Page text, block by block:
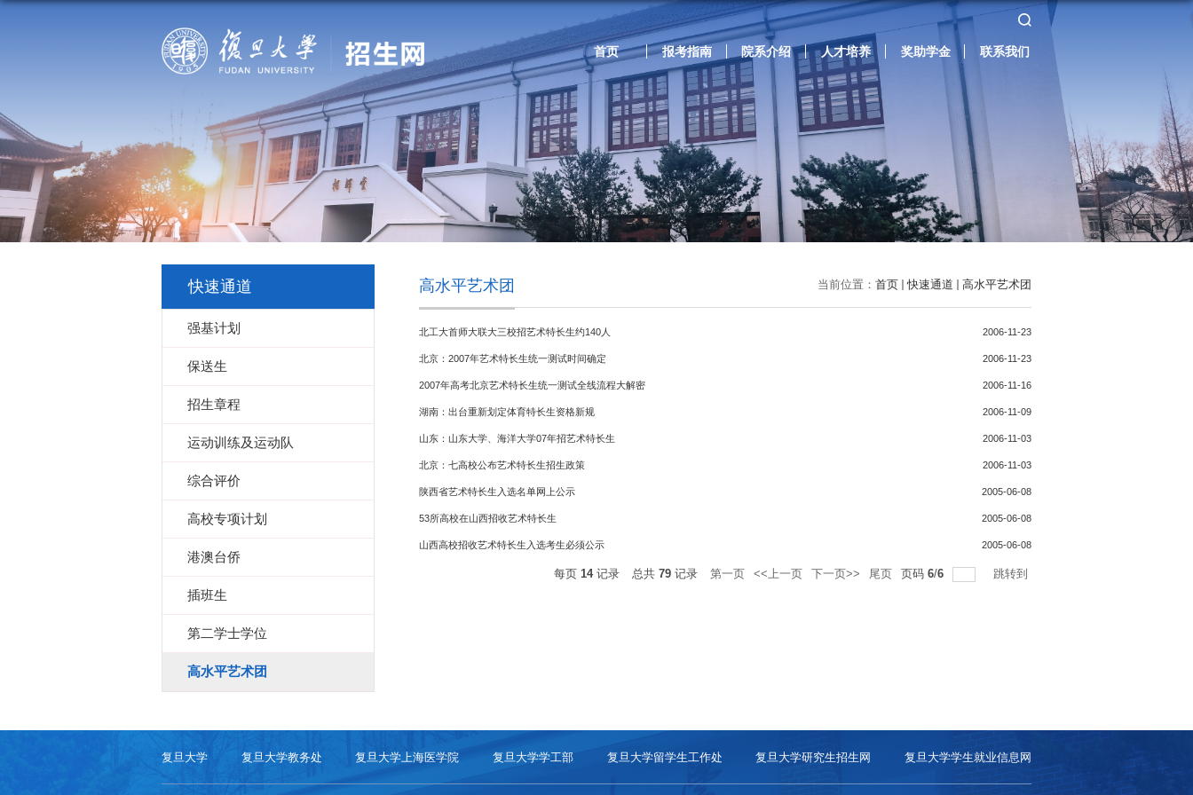
首页 报考指南 院系介绍 人才培养 奖助学金 联系我们
快速通道
强基计划
保送生
招生章程
运动训练及运动队
综合评价
高校专项计划
港澳台侨
插班生
第二学士学位
高水平艺术团
当前位置： 首页 快速通道 高水平艺术团
高水平艺术团
北工大首师大联大三校招艺术特长生约140人 2006-11-23
北京：2007年艺术特长生统一测试时间确定 2006-11-23
2007年高考北京艺术特长生统一测试全线流程大解密 2006-11-16
湖南：出台重新划定体育特长生资格新规 2006-11-09
山东：山东大学、海洋大学07年招艺术特长生 2006-11-03
北京：七高校公布艺术特长生招生政策 2006-11-03
陕西省艺术特长生入选名单网上公示 2005-06-08
53所高校在山西招收艺术特长生 2005-06-08
山西高校招收艺术特长生入选考生必须公示 2005-06-08
每页 14记录 总共 79 记录 第一页 <<上一页 下一页>> 尾页 页码 6/6 跳转到
复旦大学 复旦大学教务处 复旦大学上海医学院 复旦大学学工部 复旦大学留学生工作处 复旦大学研究生招生网 复旦大学学生就业信息网